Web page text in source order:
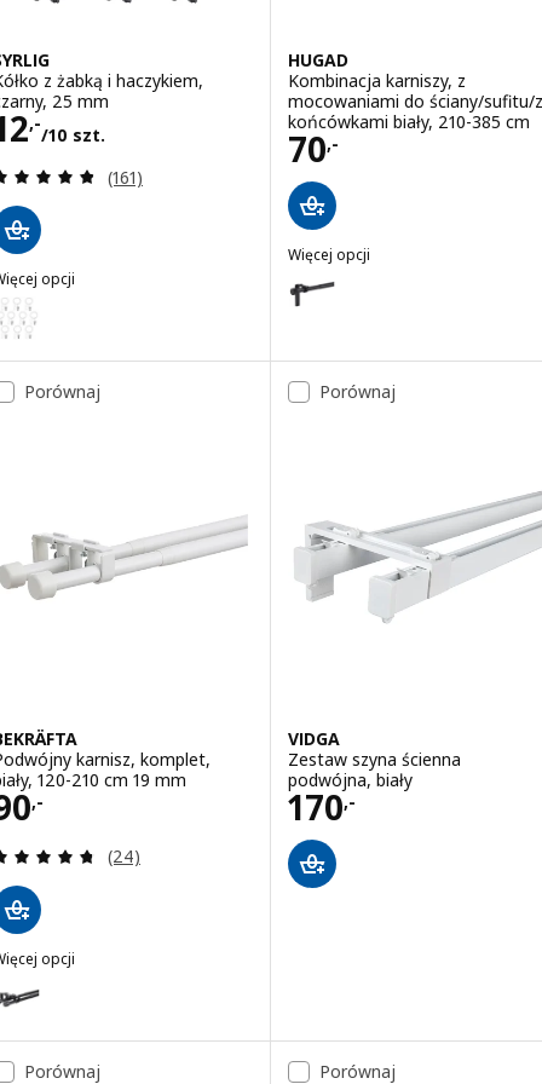
z żabką i haczykiem,
25 mm
,-
/10 szt.12,-/10 szt.
Recenzja: 4.8 z 5 gwiazdki. Łączna liczba recenzji:
(161)
opcji
SYRLIG, Kółko z żabką i haczykiem, biały, 25 mm
HUGAD
Kombinacja karniszy, z
mocowaniami do ściany/sufitu/z
końcówkami biały, 210-385 cm
70,-
Cena 70,-
Więcej opcji
Wariant: HUGAD, Kombinacja
Porównaj
karnisz, komplet,
120-210 cm 19 mm
,- 90,-
Recenzja: 4.7 z 5 gwiazdki. Łączna liczba recenzji:
(24)
opcji
BEKRÄFTA, Podwójny karnisz, komplet, czarny, 120-210 cm
Porównaj
VIDGA
Zestaw szyna ścienna
podwójna, biały
170,-
Cena 170,-
Porównaj Porównaj